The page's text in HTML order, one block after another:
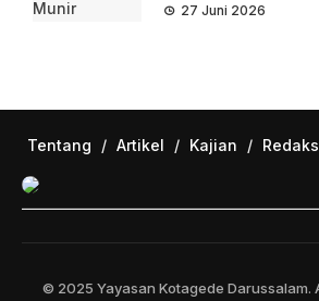
27 Juni 2026
Tentang / Artikel / Kajian /
© 2025 Yayasan Kotagede Darussalam.